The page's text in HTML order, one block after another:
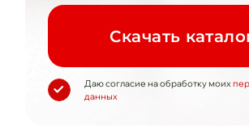
Cкачать
Даю согласие на обработку моих
данных